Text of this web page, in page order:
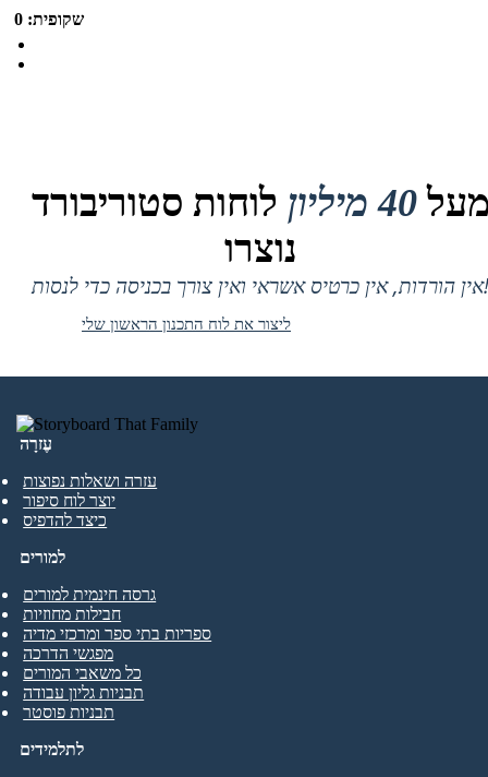
שקופית: 0
40 מיליון
לוחות סטוריבורד
נוצרו
אין הורדות, אין כרטיס אשראי ואין צורך בכניסה כדי לנסות!
ליצור את לוח התכנון הראשון שלי
עֶזרָה
עזרה ושאלות נפוצות
יוצר לוח סיפור
כיצד להדפיס
לתלמידים
למורים
גרסה חינמית למורים
חבילות מחוזיות
ספריות בתי ספר ומרכזי מדיה
מפגשי הדרכה
כל משאבי המורים
תבניות גליון עבודה
תבניות פוסטר